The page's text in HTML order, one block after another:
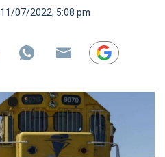
11/07/2022, 5:08 pm